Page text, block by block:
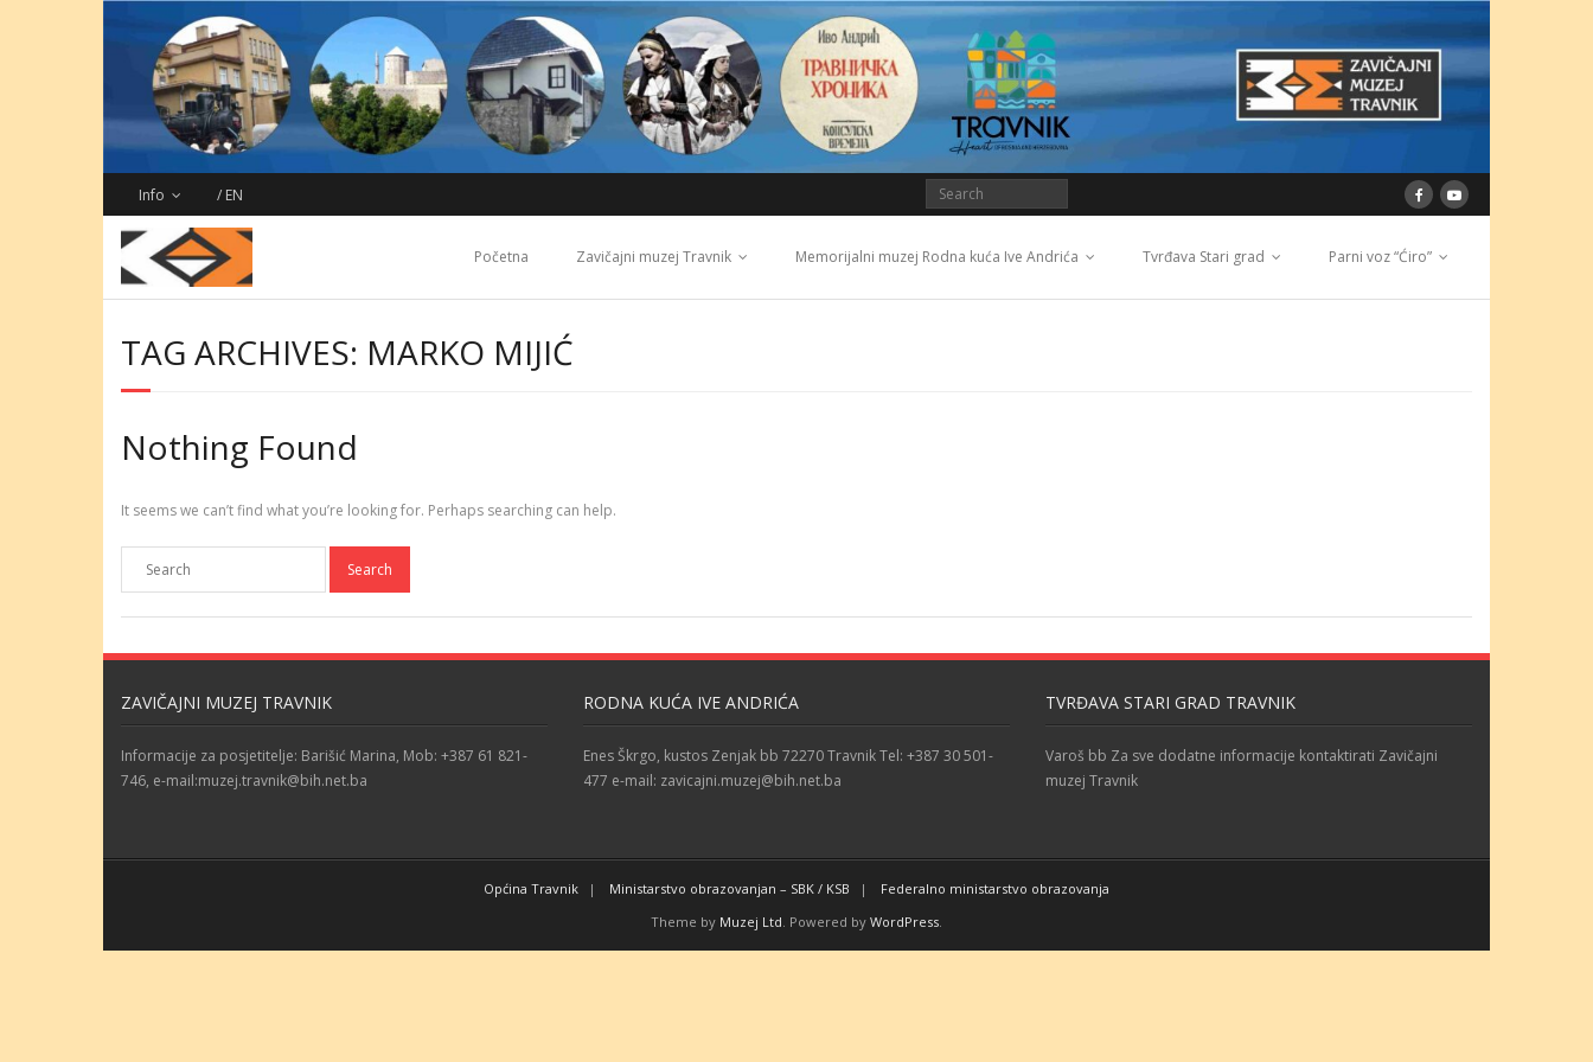
Info / EN
Početna Zavičajni muzej Travnik Memorijalni muzej Rodna kuća Ive Andrića Tvrđava Stari grad Parni voz “Ćiro”
TAG ARCHIVES: MARKO MIJIĆ
Nothing Found
It seems we can’t find what you’re looking for. Perhaps searching can help.
ZAVIČAJNI MUZEJ TRAVNIK
Informacije za posjetitelje: Barišić Marina, Mob: +387 61 821-
746, e-mail:muzej.travnik@bih.net.ba
RODNA KUĆA IVE ANDRIĆA
Enes Škrgo, kustos Zenjak bb 72270 Travnik Tel: +387 30 501-
477 e-mail: zavicajni.muzej@bih.net.ba
TVRĐAVA STARI GRAD TRAVNIK
Varoš bb Za sve dodatne informacije kontaktirati Zavičajni
muzej Travnik
Općina Travnik Ministarstvo obrazovanjan – SBK / KSB
Federalno ministarstvo obrazovanja
Theme by Muzej Ltd . Powered by WordPress